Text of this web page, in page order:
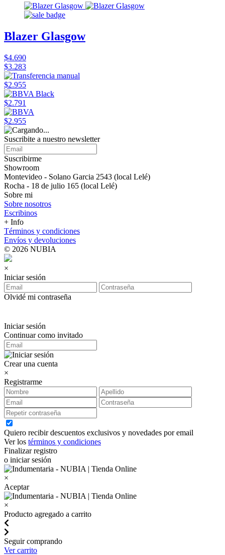
Blazer Glasgow
$4.690
$3.283
$2.955
$2.791
$2.955
Suscribite a nuestro newsletter
Suscribirme
Showroom
Montevideo - Solano Garcia 2543 (local Lelé)
Rocha - 18 de julio 165 (local Lelé)
Sobre mi
Sobre nosotros
Escribinos
+ Info
Términos y condiciones
Envíos y devoluciones
© 2026 NUBIA
×
Iniciar sesión
Olvidé mi contraseña
Iniciar sesión
Continuar como invitado
Crear una cuenta
×
Registrarme
Quiero recibir descuentos exclusivos y novedades por email
Ver los términos y condiciones
Finalizar registro
o iniciar sesión
×
Aceptar
×
Producto agregado a carrito
Seguir comprando
Ver carrito